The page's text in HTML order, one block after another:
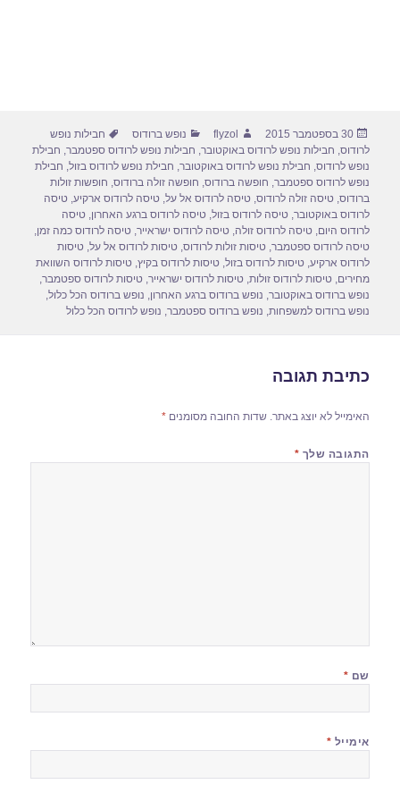
פורסם
בתאריך
30 בספטמבר 2015 מחבר
flyzol קטגוריות
נופש ברודוס תגיות
חבילות נופש
לרודוס, חבילות נופש לרודוס באוקטובר, חבילות נופש לרודוס ספטמבר, חבילת
נופש לרודוס, חבילת נופש לרודוס באוקטובר, חבילת נופש לרודוס בזול, חבילת
נופש לרודוס ספטמבר, חופשה ברודוס, חופשה זולה ברודוס, חופשות זולות
ברודוס,טיסה זולה לרודוס,טיסה לרודוס אל על,טיסה לרודוס ארקיע,טיסה
לרודוס באוקטובר,טיסה לרודוס בזול,טיסה לרודוס ברגע האחרון,טיסה
לרודוס היום,טיסה לרודוס זולה,טיסה לרודוס ישראייר,טיסה לרודוס כמה זמן,
טיסה לרודוס ספטמבר,טיסות זולות לרודוס,טיסות לרודוס אל על,טיסות
לרודוס ארקיע,טיסות לרודוס בזול,טיסות לרודוס בקיץ,טיסות לרודוס השוואת
מחירים,טיסות לרודוס זולות,טיסות לרודוס ישראייר,טיסות לרודוס ספטמבר,
נופש ברודוס באוקטובר, נופש ברודוס ברגע האחרון, נופש ברודוס הכל כלול,
נופש ברודוס למשפחות, נופש ברודוס ספטמבר, נופש לרודוס הכל כלול
כתיבת תגובה
האימייל לא יוצג באתר. שדות החובה מסומנים*
התגובה שלך *
שם *
אימייל *